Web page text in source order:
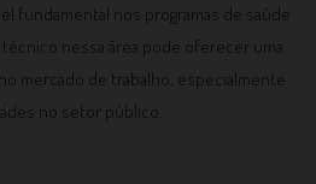
fundamental nos programas de saúde
nessa área pode oferecer uma
mercado de trabalho, especialmente
no setor público.